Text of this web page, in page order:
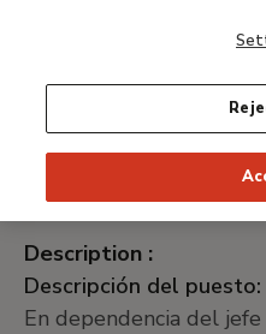
Supervisor de seguridad
Application deadline: :
7 de junio de 2024
Description :
Descripción del puesto:
En dependencia del